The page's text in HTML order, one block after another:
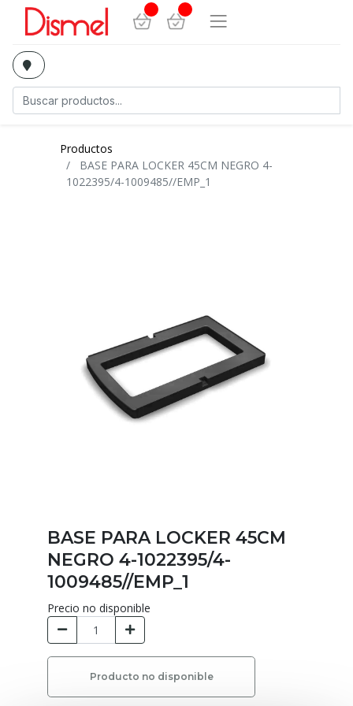
Productos
BASE PARA LOCKER 45CM NEGRO 4-
1022395/4-1009485//EMP_1
BASE PARA LOCKER 45CM
NEGRO 4-1022395/4-
1009485//EMP_1
Precio no disponible
Producto no disponible